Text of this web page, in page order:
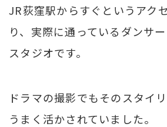
JR荻窪駅からすぐというアク
り、実際に通っているダンサ
スタジオです。
ドラマの撮影でもそのスタイ
うまく活かされていました。